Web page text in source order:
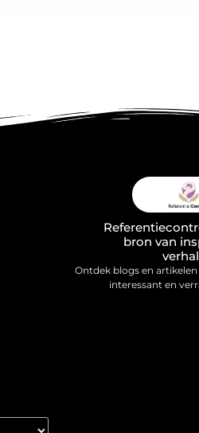
bron van
Ontdek blogs en
interessant en